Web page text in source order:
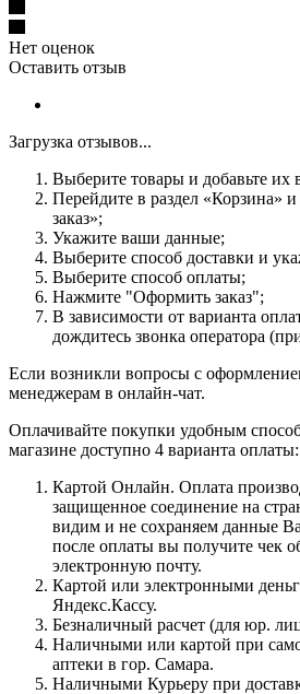
Нет оценок
Оставить отзыв
Загрузка отзывов...
Выберите товары и добавьте их
Перейдите в раздел «Корзина»
заказ»;
Укажите ваши данные;
Выберите способ доставки и
Выберите способ оплаты;
Нажмите "Оформить заказ";
В зависимости от варианта
дождитесь звонка оператора
Если возникли вопросы с
менеджерам в онлайн-чат.
Оплачивайте покупки удобным
магазине доступно 4 варианта оплаты:
Картой Онлайн. Оплата
защищенное соединение на
видим и не сохраняем данные
после оплаты вы получите чек
электронную почту.
Картой или электронными
Яндекс.Кассу.
Безналичный расчет (для юр.
Наличными или картой при
аптеки в гор. Самара.
Наличными Курьеру при